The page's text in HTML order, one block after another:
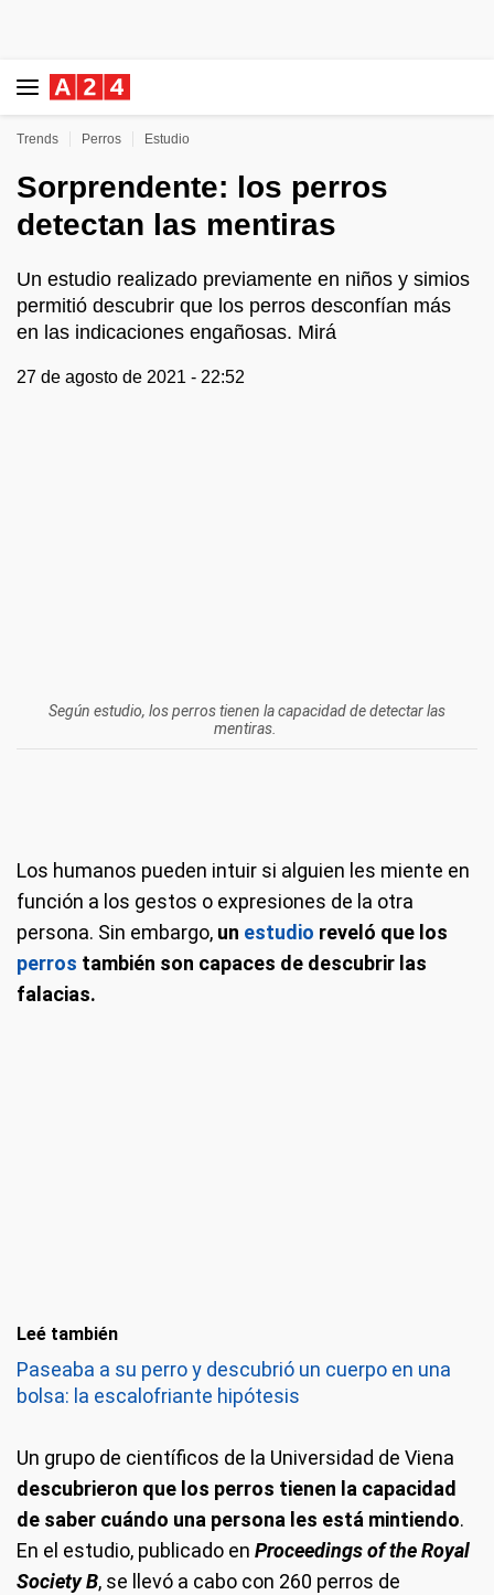
Trends Perros Estudio
Sorprendente: los perros
detectan las mentiras
Un estudio realizado previamente en niños y simios
permitió descubrir que los perros desconfían más
en las indicaciones engañosas. Mirá
27 de agosto de 2021 - 22:52
Según estudio, los perros tienen la capacidad de detectar las
mentiras.
Los humanos pueden intuir si alguien les miente en
función a los gestos o expresiones de la otra
persona. Sin embargo, un estudio reveló que los
perros también son capaces de descubrir las
falacias.
Leé también
Paseaba a su perro y descubrió un cuerpo en una
bolsa: la escalofriante hipótesis
Un grupo de científicos de la Universidad de Viena
descubrieron que los perros tienen la capacidad
de saber cuándo una persona les está mintiendo.
En el estudio, publicado en Proceedings of the Royal
Society B, se llevó a cabo con 260 perros de